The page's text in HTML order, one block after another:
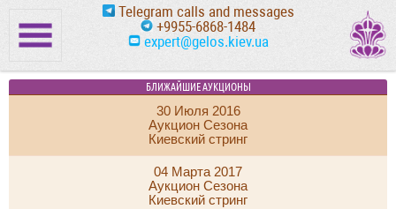
Telegram calls and messages
+9955-6868-1484
expert@gelos.kiev.ua
БЛИЖАЙШИЕ АУКЦИОНЫ
30 Июля 2016
Аукцион Сезона
Киевский стринг
04 Марта 2017
Аукцион Сезона
Киевский стринг